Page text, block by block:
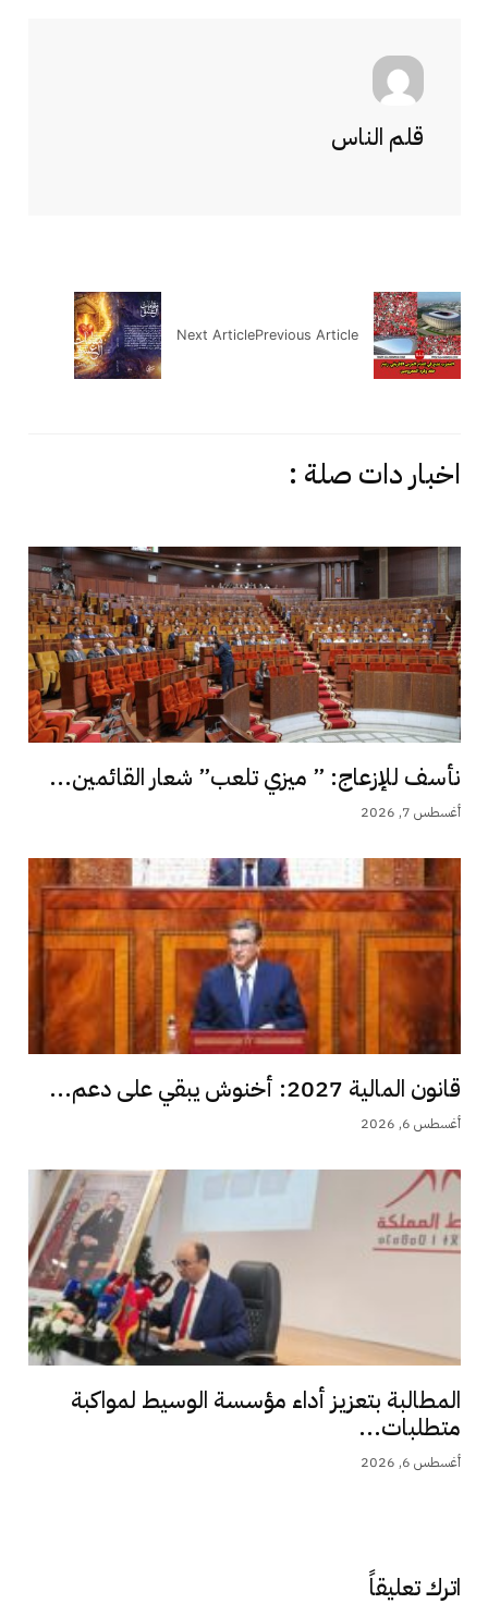
قلم الناس
Previous Article
Next Article
اخبار دات صلة :
نأسف للإزعاج: ” ميزي تلعب” شعار القائمين...
أغسطس 7, 2026
قانون المالية 2027: أخنوش يبقي على دعم...
أغسطس 6, 2026
المطالبة بتعزيز أداء مؤسسة الوسيط لمواكبة
متطلبات...
أغسطس 6, 2026
اترك تعليقاً